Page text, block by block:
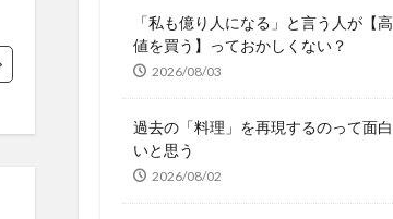
「私も億り人になる」と言う人が【高
値を買う】っておかしくない？
2026/08/03
過去の「料理」を再現するのって面白
いと思う
2026/08/02